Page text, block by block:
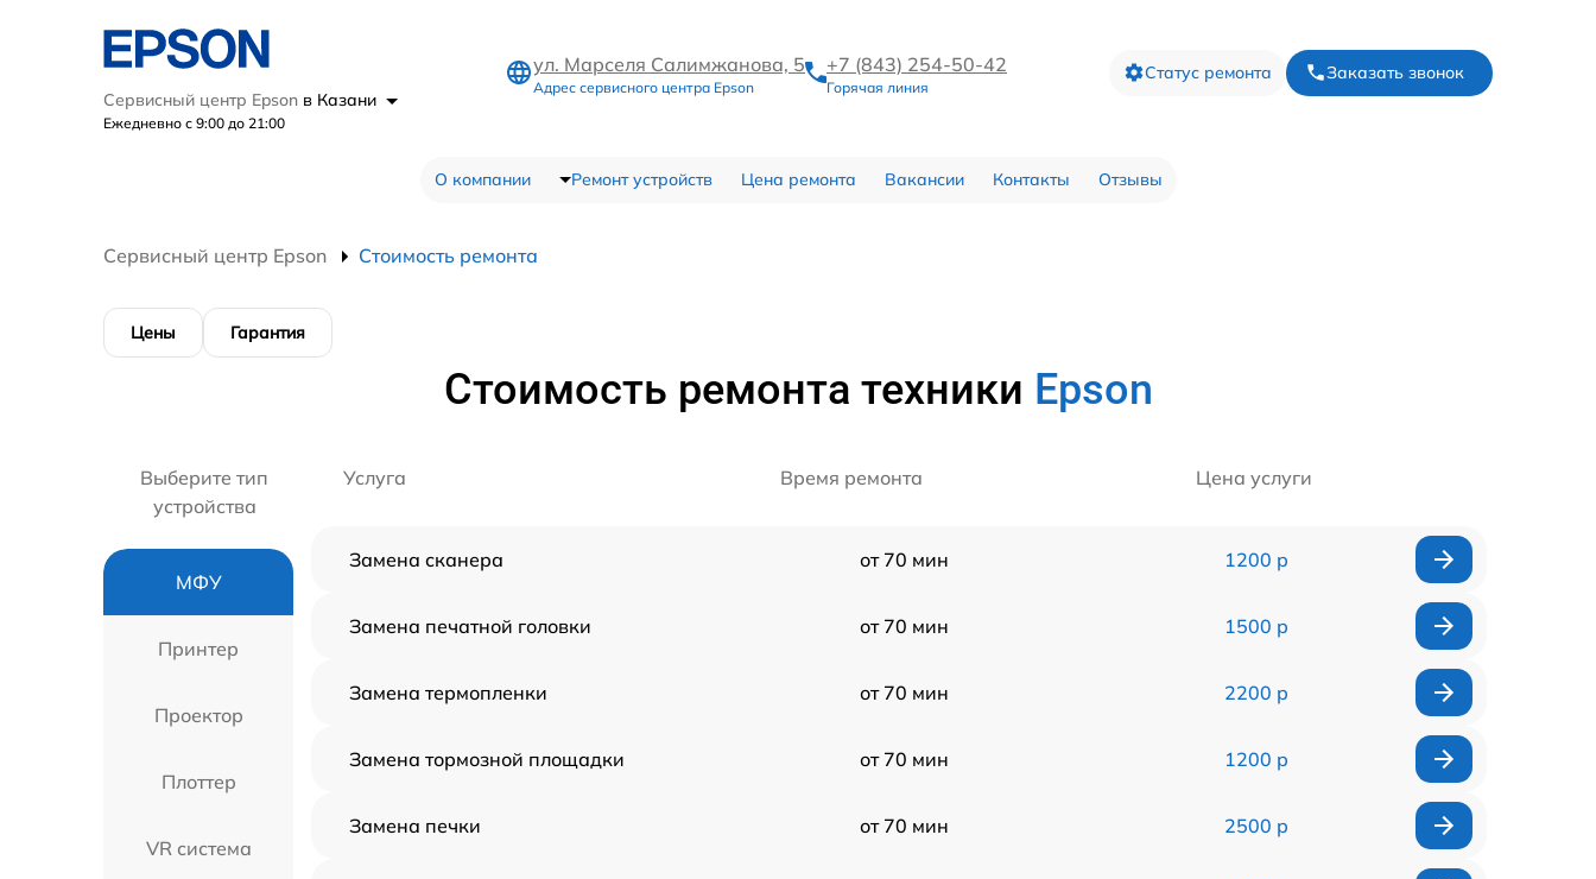
Сервисный центр Epson в Казани
Ежедневно с 9:00 до 21:00
ул. Марселя Салимжанова, 5
Адрес сервисного центра Epson
+7 (843) 254-50-42
Горячая линия
Статус ремонта Заказать звонок
О компании Ремонт устройств Цена ремонта Вакансии Контакты Отзывы
Сервисный центр Epson Стоимость ремонта
Цены Гарантия
Стоимость ремонта техники Epson
Выберите тип
устройства
МФУ
Принтер
Проектор
Плоттер
VR система
Услуга Время ремонта Цена услуги
Замена сканера от 70 мин 1200 р
Замена печатной головки от 70 мин 1500 р
Замена термопленки от 70 мин 2200 р
Замена тормозной площадки от 70 мин 1200 р
Замена печки от 70 мин 2500 р